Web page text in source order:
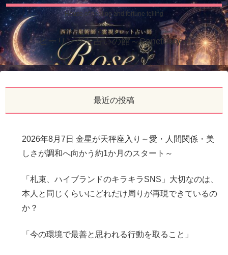
House of healing and fortune telling
ヒーリングと占いの館～Sanctuary～
最近の投稿
2026年8月7日 金星が天秤座入り～愛・人間関係・美
しさが調和へ向かう約1か月のスタート～
「札束、ハイブランドのキラキラSNS」大切なのは、
本人と同じくらいにどれだけ周りが再現できているの
か？
「今の環境で最善と思われる行動を取ること」